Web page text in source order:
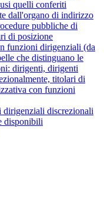
quelli conferiti
dall'organo di indirizzo
pubbliche di
di posizione
funzioni dirigenziali (da
che distinguano le
dirigenti, dirigenti
titolari di
con funzioni
dirigenziali discrezionali
disponibili